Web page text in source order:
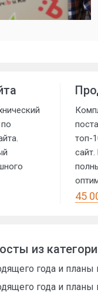
топ-
45
из
года и планы
года и планы